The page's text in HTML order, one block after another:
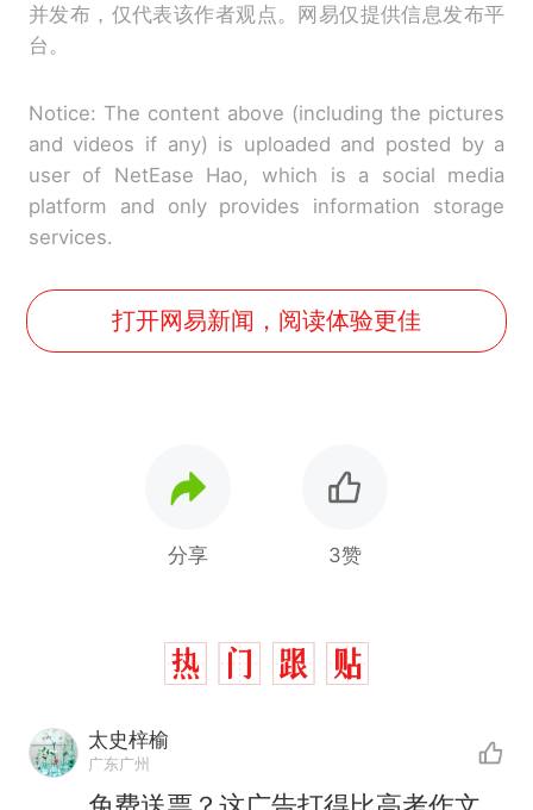
并发布，仅代表该作者观点。网易仅提供信息发布平
台。
Notice: The content above (including the pictures
and videos if any) is uploaded and posted by a
user of NetEase Hao, which is a social media
platform and only provides information storage
services.
打开网易新闻，阅读体验更佳
分享 3赞
太史梓榆
广东广州